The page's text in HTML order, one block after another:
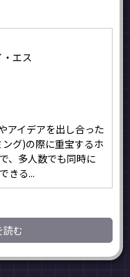
エス
アイデアを出し合った
グ)の際に重宝するホ
、多人数でも同時に
きる...
読む